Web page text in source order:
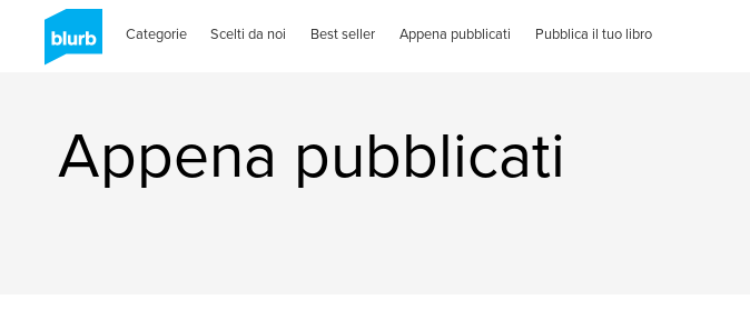
Categorie Scelti da noi Best seller Appena pubblicati Pubblica il tuo libro
Appena pubblicati